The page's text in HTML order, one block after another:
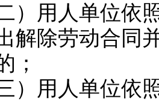
用人单位依照
解除劳动合同
；
用人单位依照